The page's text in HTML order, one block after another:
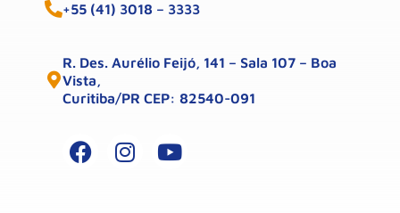
+55 (41) 3018 – 3333
R. Des. Aurélio Feijó, 141 – Sala 107 – Boa
Vista,
Curitiba/PR CEP: 82540-091